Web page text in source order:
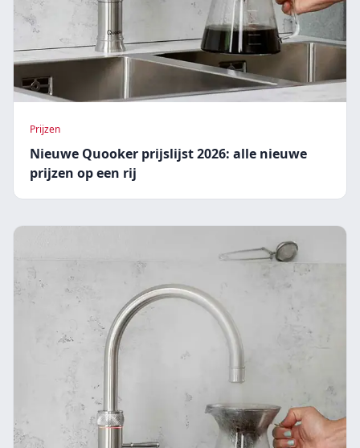
Prijzen
Nieuwe Quooker prijslijst 2026: alle nieuwe
prijzen op een rij